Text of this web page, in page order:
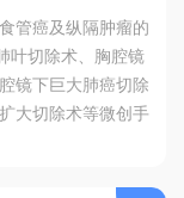
管癌及纵隔肿瘤的
叶切除术、胸腔镜
镜下巨大肺癌切除
大切除术等微创手
文章及核心期